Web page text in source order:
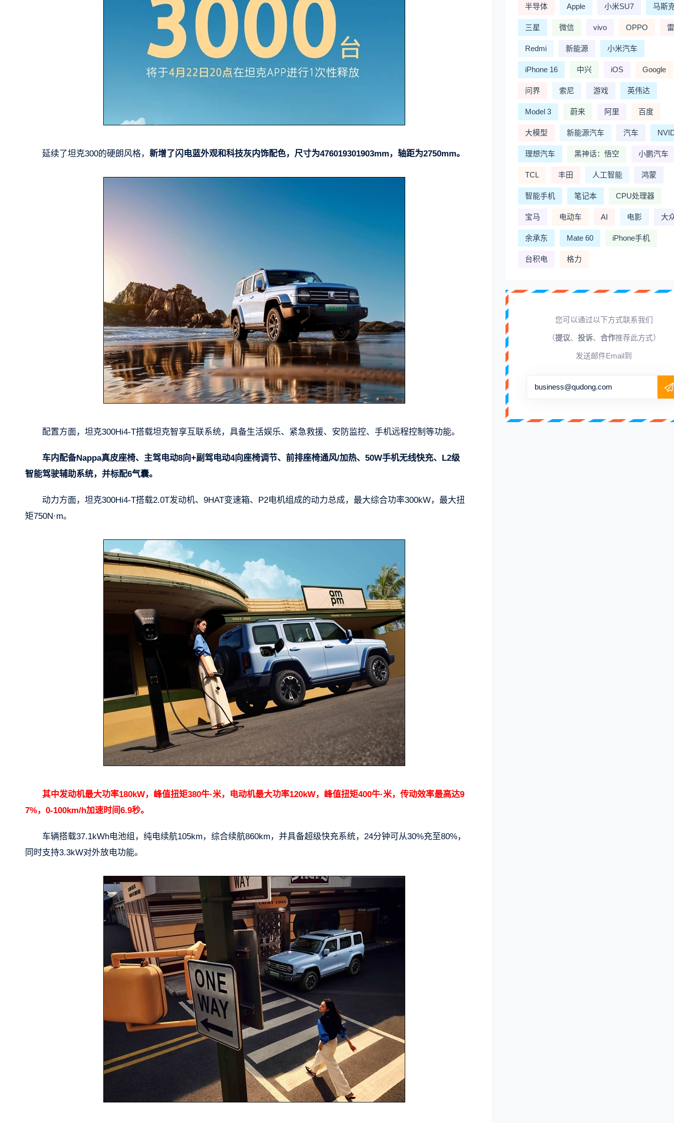
延续了坦克300的硬朗风格， 新增了闪电蓝外观和科技灰内饰配色，尺寸为476019301903mm，轴距为2750mm。
配置方面，坦克300Hi4-T搭载坦克智享互联系统，具备生活娱乐、紧急救援、安防监控、手机远程控制等功能。
车内配备Nappa真皮座椅、主驾电动8向+副驾电动4向座椅调节、前排座椅通风/加热、50W手机无线快充、L2级
智能驾驶辅助系统，并标配6气囊。
动力方面，坦克300Hi4-T搭载2.0T发动机、9HAT变速箱、P2电机组成的动力总成，最大综合功率300kW，最大扭
矩750N·m。
其中发动机最大功率180kW，峰值扭矩380牛·米，电动机最大功率120kW，峰值扭矩400牛·米，传动效率最高达9
7%，0-100km/h加速时间6.9秒。
车辆搭载37.1kWh电池组，纯电续航105km，综合续航860km，并具备超级快充系统，24分钟可从30%充至80%，
同时支持3.3kW对外放电功能。
半导体 Apple 小米SU7 马斯
三星 微信 vivo OPPO
Redmi 新能源 小米汽车
iPhone 16 中兴 iOS Google
问界 索尼 游戏 英伟达
Model 3 蔚来 阿里 百度
大模型 新能源汽车 汽车
理想汽车 黑神话：悟空 小鹏汽车
TCL 丰田 人工智能 鸿蒙
智能手机 笔记本 CPU处理器
宝马 电动车 AI 电影 大
余承东 Mate 60 iPhone手机
台积电 格力
您可以通过以下方式联系我们
（提议、 投诉、 合作推荐此方式）
发送邮件Email到
business@qudong.com